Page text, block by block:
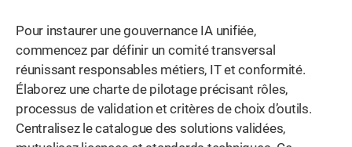
Pour instaurer une gouvernance IA unifiée,
commencez par définir un comité transversal
réunissant responsables métiers, IT et conformité.
Élaborez une charte de pilotage précisant rôles,
processus de validation et critères de choix d’outils.
Centralisez le catalogue des solutions validées,